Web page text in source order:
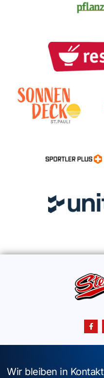
Wir bleiben in Kontakt